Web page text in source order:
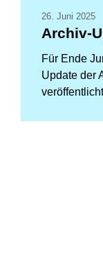
26. Juni 2025
Archiv-
Für Ende
Update der